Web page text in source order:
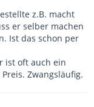
z.B. macht
er selber machen
Ist das schon per
ist oft auch ein
Zwangsläufig.